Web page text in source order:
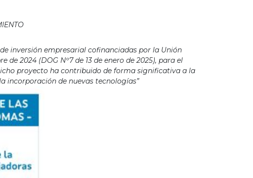
inversión empresarial cofinanciadas por la Unión
2024 (DOG Nº7 de 13 de enero de 2025), para el
proyecto ha contribuido de forma significativa a la
incorporación de nuevas tecnologías”